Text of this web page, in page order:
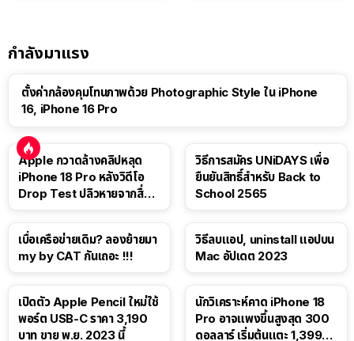
กำลังมาแรง
ตั้งค่ากล้องคุมโทนภาพด้วย Photographic Style ใน iPhone
16, iPhone 16 Pro
Apple กวาดล้างคลิปหลุด
iPhone 18 Pro หลังวิดีโอ
Drop Test ปลิวหายจากสื่อ
วิธีการสมัคร UNiDAYS เพื่อ
ยืนยันสิทธิ์สำหรับ Back to
School 2565
เบื่อเครือข่ายเดิม? ลองย้ายมา
my by CAT กันเถอะ !!!
วิธีลบแอป, uninstall แอปบน
Mac อัปเดต 2023
เปิดตัว Apple Pencil ใหม่ใช้
พอร์ต USB-C ราคา 3,190
บาท ขาย พ.ย. 2023 นี้
นักวิเคราะห์คาด iPhone 18
Pro อาจแพงขึ้นสูงสุด 300
ดอลลาร์ เริ่มต้นแตะ 1,399